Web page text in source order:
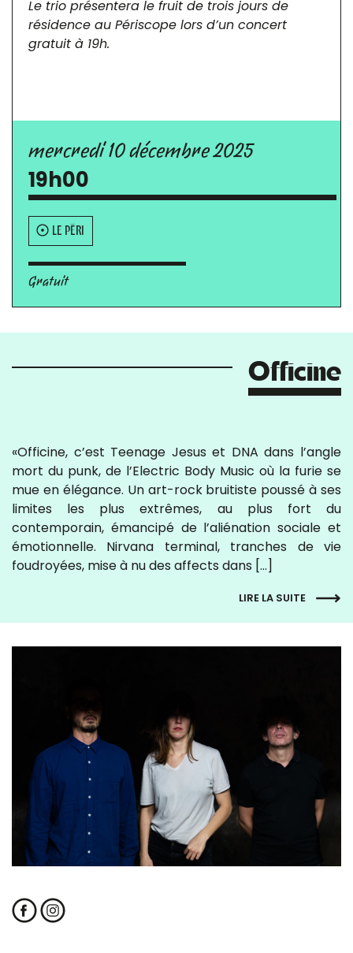
Le trio présentera le fruit de trois jours de
résidence au Périscope lors d’un concert
gratuit à 19h.
mercredi 10 décembre 2025
19h00
LE PÉRI
Gratuit
Officine
«Officine, c’est Teenage Jesus et DNA dans l’angle
mort du punk, de l’Electric Body Music où la furie se
mue en élégance. Un art-rock bruitiste poussé à ses
limites les plus extrêmes, au plus fort du
contemporain, émancipé de l’aliénation sociale et
émotionnelle. Nirvana terminal, tranches de vie
foudroyées, mise à nu des affects dans […]
LIRE LA SUITE